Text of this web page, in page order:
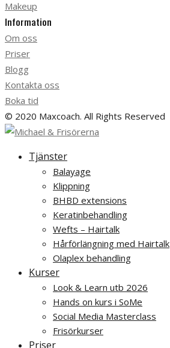
Makeup
Information
Om oss
Priser
Blogg
Kontakta oss
Boka tid
© 2020 Maxcoach. All Rights Reserved
Tjänster
Balayage
Klippning
BHBD extensions
Keratinbehandling
Wefts – Hairtalk
Hårförlängning med Hairtalk
Olaplex behandling
Kurser
Look & Learn utb 2026
Hands on kurs i SoMe
Social Media Masterclass
Frisörkurser
Priser